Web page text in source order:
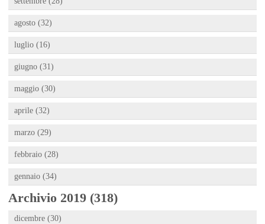
agosto (32)
luglio (16)
giugno (31)
maggio (30)
aprile (32)
marzo (29)
febbraio (28)
gennaio (34)
Archivio 2019 (318)
dicembre (30)